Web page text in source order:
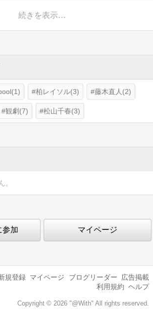
続きを表示…
柏レイソル(3) 藤木直人(2)
観劇(7) 松山千春(3)
。
参加 マイページ
規登録 マイページ ブログリーダー
広告掲載
利用規約 ヘルプ
Copyright © 2026 "@With" All rights reserved.